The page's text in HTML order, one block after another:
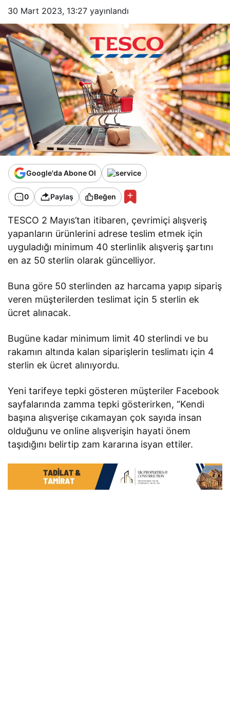
30 Mart 2023, 13:27 yayınlandı
Google'da Abone Ol
0 Paylaş Beğen
TESCO 2 Mayıs’tan itibaren, çevrimiçi alışveriş
yapanların ürünlerini adrese teslim etmek için
uyguladığı minimum 40 sterlinlik alışveriş şartını
en az 50 sterlin olarak güncelliyor.
Buna göre 50 sterlinden az harcama yapıp sipariş
veren müşterilerden teslimat için 5 sterlin ek
ücret alınacak.
Bugüne kadar minimum limit 40 sterlindi ve bu
rakamın altında kalan siparişlerin teslimatı için 4
sterlin ek ücret alınıyordu.
Yeni tarifeye tepki gösteren müşteriler Facebook
sayfalarında zamma tepki gösterirken, “Kendi
başına alışverişe cıkamayan çok sayıda insan
olduğunu ve online alışverişin hayati önem
taşıdığını belirtip zam kararına isyan ettiler.